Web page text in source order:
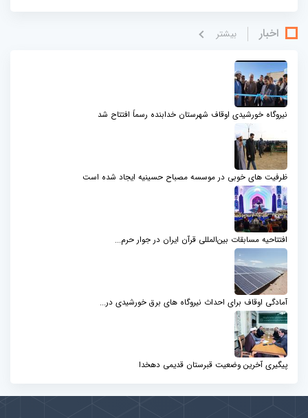
اخبار بيشتر
نیروگاه خورشیدی اوقاف شهرستان خدابنده رسماً افتتاح شد
ظرفیت های خوبی در موسسه مصباح حسینیه ایجاد شده است
افتتاحیه مسابقات بین‌المللی قرآن ایران در جوار حرم...
آمادگی اوقاف برای احداث نیروگاه های برق خورشیدی در...
پیگیری آخرین وضعیت قبرستان قدیمی دهخدا